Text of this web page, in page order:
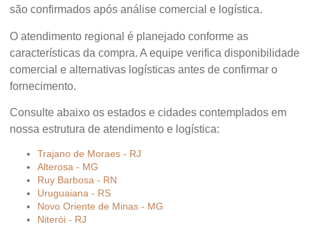
são confirmados após análise comercial e logística.
O atendimento regional é planejado conforme as
características da compra. A equipe verifica disponibilidade
comercial e alternativas logísticas antes de confirmar o
fornecimento.
Consulte abaixo os estados e cidades contemplados em
nossa estrutura de atendimento e logística:
Trajano de Moraes - RJ
Alterosa - MG
Ruy Barbosa - RN
Uruguaiana - RS
Novo Oriente de Minas - MG
Niterói - RJ